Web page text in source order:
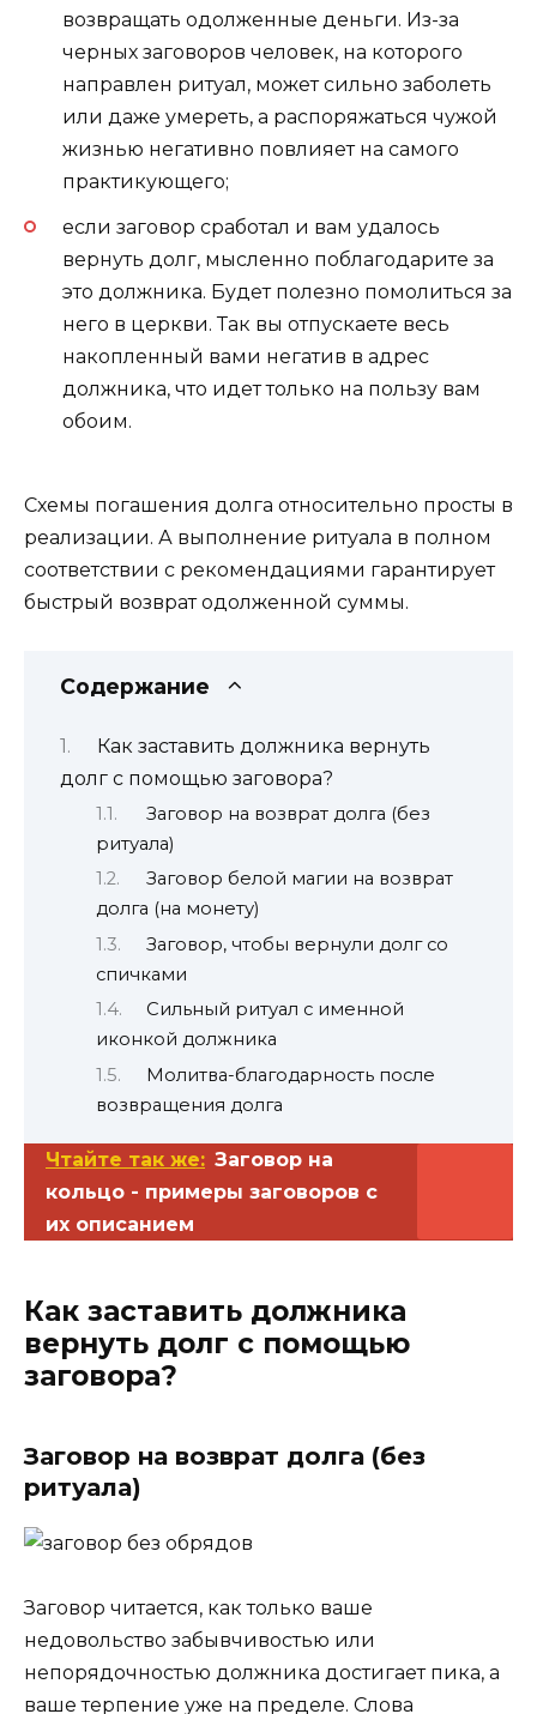
возвращать одолженные деньги. Из-за
черных заговоров человек, на которого
направлен ритуал, может сильно заболеть
или даже умереть, а распоряжаться чужой
жизнью негативно повлияет на самого
практикующего;
если заговор сработал и вам удалось
вернуть долг, мысленно поблагодарите за
это должника. Будет полезно помолиться за
него в церкви. Так вы отпускаете весь
накопленный вами негатив в адрес
должника, что идет только на пользу вам
обоим.
Схемы погашения долга относительно просты в
реализации. А выполнение ритуала в полном
соответствии с рекомендациями гарантирует
быстрый возврат одолженной суммы.
Содержание
Как заставить должника вернуть
долг с помощью заговора?
Заговор на возврат долга (без
ритуала)
Заговор белой магии на возврат
долга (на монету)
Заговор, чтобы вернули долг со
спичками
Сильный ритуал с именной
иконкой должника
Молитва-благодарность после
возвращения долга
Чтайте так же: Заговор на
кольцо - примеры заговоров с
их описанием
Как заставить должника
вернуть долг с помощью
заговора?
Заговор на возврат долга (без
ритуала)
Заговор читается, как только ваше
недовольство забывчивостью или
непорядочностью должника достигает пика, а
ваше терпение уже на пределе. Слова